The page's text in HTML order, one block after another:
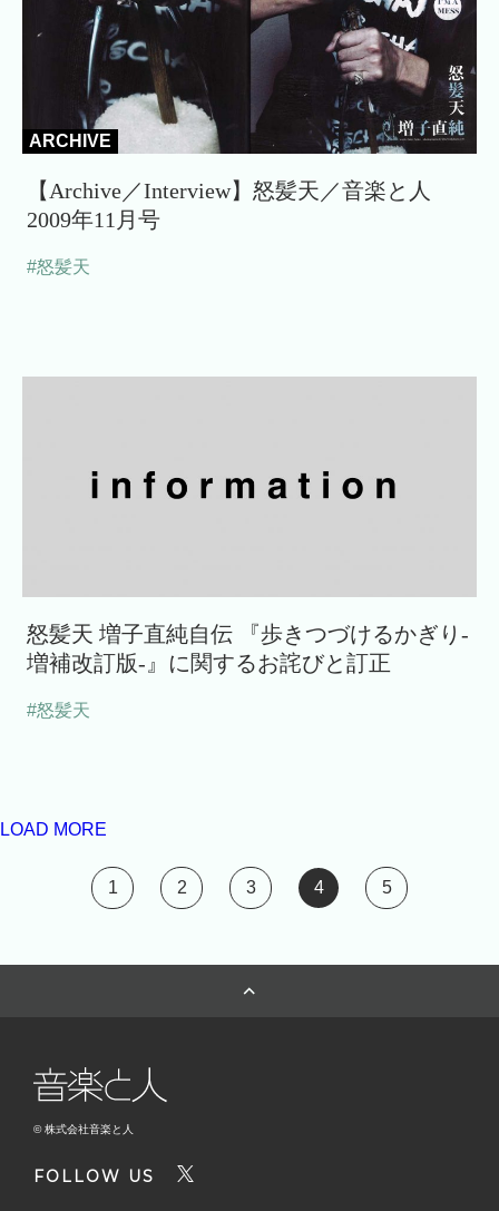
ARCHIVE
【Archive／Interview】怒髪天／音楽と人
2009年11月号
#怒髪天
怒髪天 増子直純自伝 『歩きつづけるかぎり-
増補改訂版-』に関するお詫びと訂正
#怒髪天
LOAD MORE
1 2 3 4 5
© 株式会社音楽と人
FOLLOW US